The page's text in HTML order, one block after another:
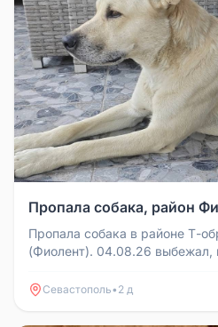
Пропала собака, район
Пропала собака в районе Т-
(Фиолент). 04.08.26 выбежал,
Севастополь• 2 д